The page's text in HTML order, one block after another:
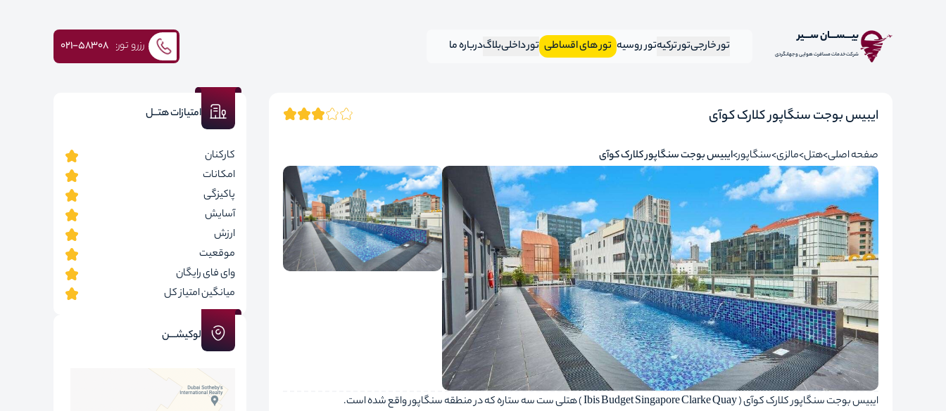
بیـــســـان ســـیر
شرکت خدمات مسافرت هوایی و جهانگردی تور خارجی تور ترکیهتور روسیه تور های اقساطی تور داخلیبلاگدرباره ما رزرو تور: ۰۲۱-58308
ایبیس بوجت سنگاپور کلارک کوآی
صفحه اصلی هتل مالزی سنگاپور ایبیس بوجت سنگاپور کلارک کوآی
ایبیس بوجت سنگاپور کلارک کوآی ( Ibis Budget Singapore Clarke Quay ) هتلی ست سه ستاره که در منطقه سنگاپور واقع شده است.
امتیازات هتــل
کارکنان
امکانات
پاکیزگی
آسایش
ارزش
موقعیت
وای فای رایگان
میانگین امتیاز کل
لوکیشـــن